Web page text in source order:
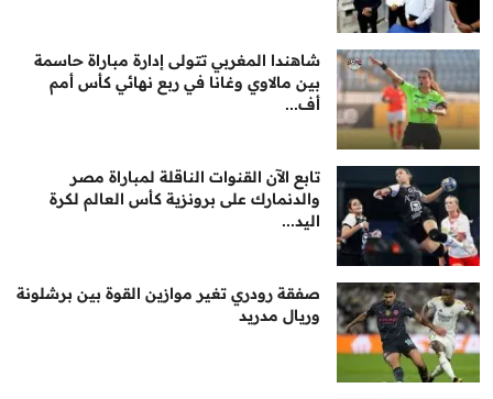
شاهندا المغربي تتولى إدارة مباراة حاسمة
بين مالاوي وغانا في ربع نهائي كأس أمم
أف...
تابع الآن القنوات الناقلة لمباراة مصر
والدنمارك على برونزية كأس العالم لكرة
اليد...
صفقة رودري تغير موازين القوة بين برشلونة
وريال مدريد